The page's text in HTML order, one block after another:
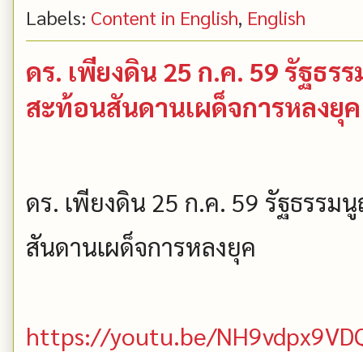
Labels: Content in English, English
ดร. เพียงดิน 25 ก.ค. 59 รัฐธ
สะท้อนสันดานเผด็จการหลงยุ
ดร. เพียงดิน 25 ก.ค. 59 รัฐธรร
สันดานเผด็จการหลงยุค
https://youtu.be/